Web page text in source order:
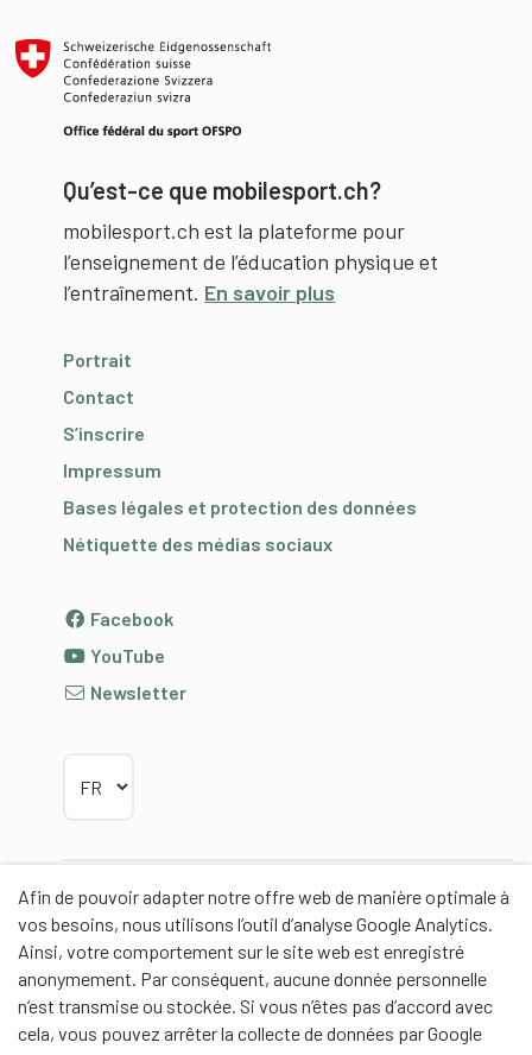
Afin de pouvoir adapter notre offre web de manière optimale à
vos besoins, nous utilisons l’outil d’analyse Google Analytics.
Ainsi, votre comportement sur le site web est enregistré
anonymement. Par conséquent, aucune donnée personnelle
n’est transmise ou stockée. Si vous n’êtes pas d’accord avec
cela, vous pouvez arrêter la collecte de données par Google
Qu’est-ce que mobilesport.ch?
mobilesport.ch est la plateforme pour
l’enseignement de l’éducation physique et
l’entraînement. En savoir plus
Portrait
Contact
S’inscrire
Impressum
Bases légales et protection des données
Nétiquette des médias sociaux
Facebook
YouTube
Newsletter
Partenaires